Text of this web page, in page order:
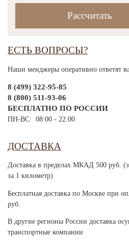
ЕСТЬ ВОПРОСЫ?
Наши менджеры оперативно ответят
8 (499) 322-95-85
8 (800) 511-93-06
БЕСПЛАТНО ПО РОССИИ
ПН-ВС: 08:00 - 22:00
ДОСТАВКА
Доставка в пределах МКАД 500 руб.
за 1 километр)
Бесплатная доставка по Москве при
руб.
В другие регионы России доставка
транспортные компании